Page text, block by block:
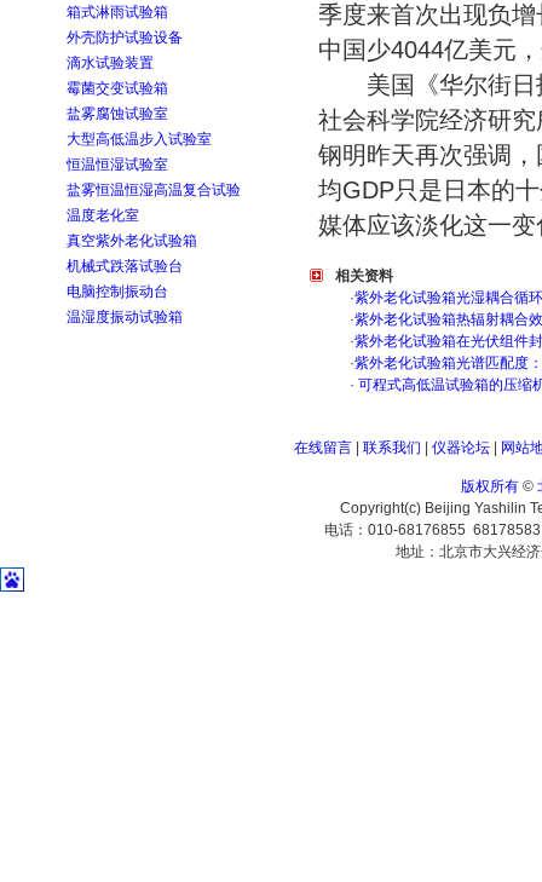
箱式淋雨试验箱
外壳防护试验设备
滴水试验装置
霉菌交变试验箱
盐雾腐蚀试验室
大型高低温步入试验室
恒温恒湿试验室
盐雾恒温恒湿高温复合试验
温度老化室
真空紫外老化试验箱
机械式跌落试验台
电脑控制振动台
温湿度振动试验箱
季度来首次出现负
中国少4044亿美元
美国《华尔街日报
社会科学院经济研
钢明昨天再次强调
均GDP只是日本的
媒体应该淡化这一变
相关资料
·紫外老化试验箱光湿耦合循
·紫外老化试验箱热辐射耦合
·紫外老化试验箱在光伏组件
·紫外老化试验箱光谱匹配度
· 可程式高低温试验箱的压缩
在线留言| 联系我们 仪器论坛| 网站
版权所有©
Copyright(c) Beijing Yashilin
电话：010-68176855
地址：北京市大兴经